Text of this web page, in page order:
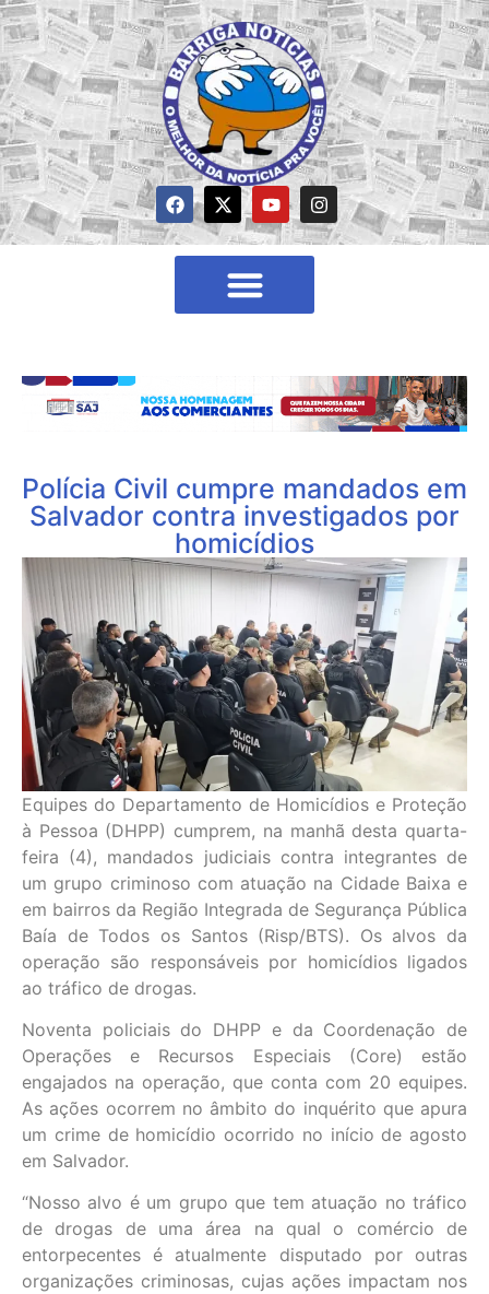
Polícia Civil cumpre mandados em
Salvador contra investigados por
homicídios
Equipes do Departamento de Homicídios e Proteção
à Pessoa (DHPP) cumprem, na manhã desta quarta-
feira (4), mandados judiciais contra integrantes de
um grupo criminoso com atuação na Cidade Baixa e
em bairros da Região Integrada de Segurança Pública
Baía de Todos os Santos (Risp/BTS). Os alvos da
operação são responsáveis por homicídios ligados
ao tráfico de drogas.
Noventa policiais do DHPP e da Coordenação de
Operações e Recursos Especiais (Core) estão
engajados na operação, que conta com 20 equipes.
As ações ocorrem no âmbito do inquérito que apura
um crime de homicídio ocorrido no início de agosto
em Salvador.
“Nosso alvo é um grupo que tem atuação no tráfico
de drogas de uma área na qual o comércio de
entorpecentes é atualmente disputado por outras
organizações criminosas, cujas ações impactam nos